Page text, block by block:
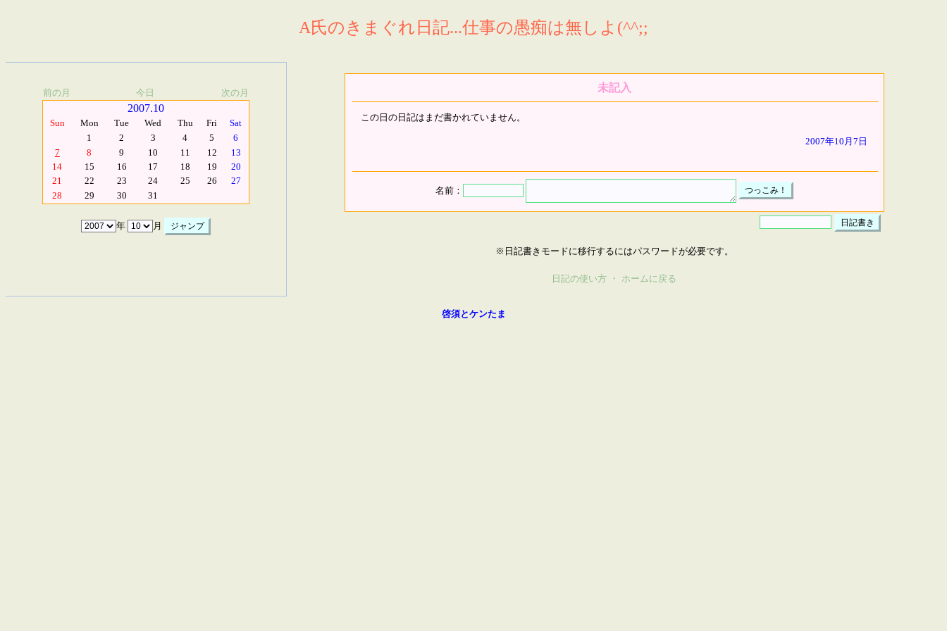
A氏のきまぐれ日記...仕事の愚痴は無しよ(^^;;
前の月 今日 次の月
2007.10
Sun Mon Tue Wed Thu Fri
Sat
1
2 3 4 5
6
7
8 9 10 11 12
13
14
15 16 17 18 19
20
21
22 23 24 25 26
27
28
29 30 31
年 月
未記入
この日の日記はまだ書かれていません。
2007年10月7日
名前：
※日記書きモードに移行するにはパスワードが必要です。
日記の使い方 ・ ホームに戻る
啓須とケンたま